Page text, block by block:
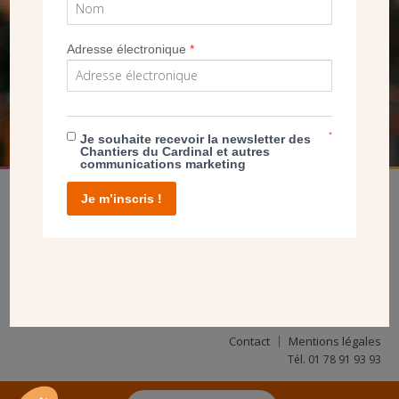
SEUL VOTRE DON
NOUS PERMET D’AGIR
Contact Mentions légales
Tél. 01 78 91 93 93
Adresse électronique*
Je souhaite recevoir la newsletter des
Chantiers du Cardinal et autres
communications marketing
*
Je m’inscris !